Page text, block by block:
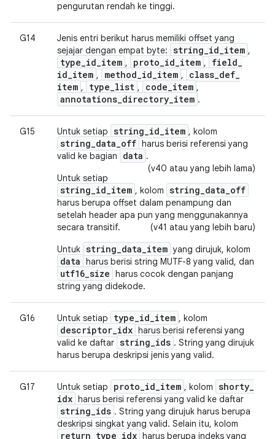
pengurutan rendah ke tinggi.
G14
Jenis entri berikut harus memiliki offset yang
sejajar dengan empat byte: string_id_item ,
type_id_item , proto_id_item , field_
id_item , method_id_item , class_def_
item , type_list , code_item ,
annotations_directory_item .
G15 Untuk setiap string_id_item , kolom
string_data_off harus berisi referensi yang
valid ke bagian
data .
(v40 atau yang lebih lama)
Untuk setiap
string_id_item , kolom string_data_off
harus berupa offset dalam penampung dan
setelah header apa pun yang menggunakannya
secara transitif.
(v41 atau yang lebih baru)
Untuk string_data_item yang dirujuk, kolom
data harus berisi string MUTF-8 yang valid, dan
utf16_size harus cocok dengan panjang
string yang didekode.
G16 Untuk setiap type_id_item , kolom
descriptor_idx harus berisi referensi yang
valid ke daftar string_ids . String yang dirujuk
harus berupa deskripsi jenis yang valid.
G17 Untuk setiap proto_id_item , kolom shorty_
idx harus berisi referensi yang valid ke daftar
string_ids . String yang dirujuk harus berupa
deskripsi singkat yang valid. Selain itu, kolom
return_type_idx harus berupa indeks yang